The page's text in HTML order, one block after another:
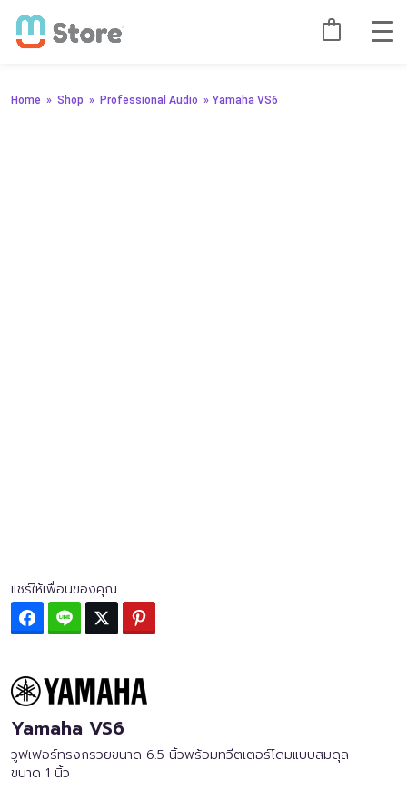
Home » Shop » Professional Audio » Yamaha VS6
แชร์ให้เพื่อนของคุณ
Facebook
Line Twitter
Yamaha VS6
วูฟเฟอร์ทรงกรวยขนาด 6.5 นิ้วพร้อมทวีตเตอร์โดมแบบสมดุล
ขนาด 1 นิ้ว